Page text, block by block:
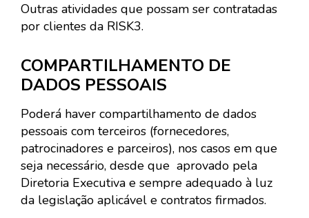
Outras atividades que possam ser contratadas
por clientes da RISK3.
COMPARTILHAMENTO DE
DADOS PESSOAIS
Poderá haver compartilhamento de dados
pessoais com terceiros (fornecedores,
patrocinadores e parceiros), nos casos em que
seja necessário, desde que aprovado pela
Diretoria Executiva e sempre adequado à luz
da legislação aplicável e contratos firmados.